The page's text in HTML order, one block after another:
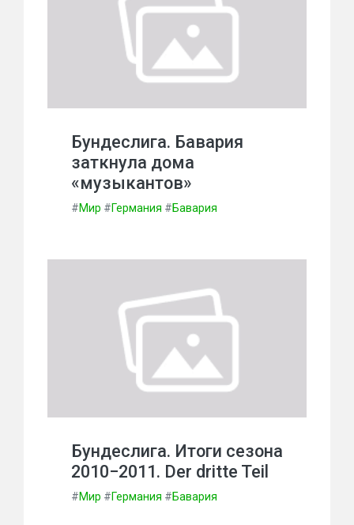
Бундеслига. Бавария
заткнула дома
«музыкантов»
#Мир #Германия #Бавария
Бундеслига. Итоги сезона
2010−2011. Der dritte Teil
#Мир #Германия #Бавария